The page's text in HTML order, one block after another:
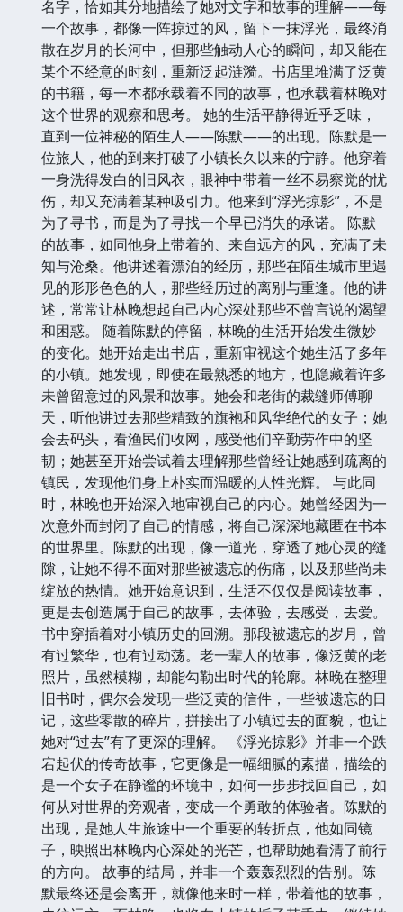
《浮光掠影》 在那个被时光遗忘的南方小镇，空气中
总是弥漫着一股湿润而略带甜腻的栀子花香。故事的主
人公，一个名叫林晚的年轻女子，正努力在这个充斥着
往昔回忆的地方寻找属于自己的未来。她的生活就像这
座小镇一样，静谧而缓慢，却又暗流涌动。 林晚经营
着一家小小的旧书店，书店的名字叫“浮光掠影”。这个
名字，恰如其分地描绘了她对文字和故事的理解——每
一个故事，都像一阵掠过的风，留下一抹浮光，最终消
散在岁月的长河中，但那些触动人心的瞬间，却又能在
某个不经意的时刻，重新泛起涟漪。书店里堆满了泛黄
的书籍，每一本都承载着不同的故事，也承载着林晚对
这个世界的观察和思考。 她的生活平静得近乎乏味，
直到一位神秘的陌生人——陈默——的出现。陈默是一
位旅人，他的到来打破了小镇长久以来的宁静。他穿着
一身洗得发白的旧风衣，眼神中带着一丝不易察觉的忧
伤，却又充满着某种吸引力。他来到“浮光掠影”，不是
为了寻书，而是为了寻找一个早已消失的承诺。 陈默
的故事，如同他身上带着的、来自远方的风，充满了未
知与沧桑。他讲述着漂泊的经历，那些在陌生城市里遇
见的形形色色的人，那些经历过的离别与重逢。他的讲
述，常常让林晚想起自己内心深处那些不曾言说的渴望
和困惑。 随着陈默的停留，林晚的生活开始发生微妙
的变化。她开始走出书店，重新审视这个她生活了多年
的小镇。她发现，即使在最熟悉的地方，也隐藏着许多
未曾留意过的风景和故事。她会和老街的裁缝师傅聊
天，听他讲过去那些精致的旗袍和风华绝代的女子；她
会去码头，看渔民们收网，感受他们辛勤劳作中的坚
韧；她甚至开始尝试着去理解那些曾经让她感到疏离的
镇民，发现他们身上朴实而温暖的人性光辉。 与此同
时，林晚也开始深入地审视自己的内心。她曾经因为一
次意外而封闭了自己的情感，将自己深深地藏匿在书本
的世界里。陈默的出现，像一道光，穿透了她心灵的缝
隙，让她不得不面对那些被遗忘的伤痛，以及那些尚未
绽放的热情。她开始意识到，生活不仅仅是阅读故事，
更是去创造属于自己的故事，去体验，去感受，去爱。
书中穿插着对小镇历史的回溯。那段被遗忘的岁月，曾
有过繁华，也有过动荡。老一辈人的故事，像泛黄的老
照片，虽然模糊，却能勾勒出时代的轮廓。林晚在整理
旧书时，偶尔会发现一些泛黄的信件，一些被遗忘的日
记，这些零散的碎片，拼接出了小镇过去的面貌，也让
她对“过去”有了更深的理解。 《浮光掠影》并非一个跌